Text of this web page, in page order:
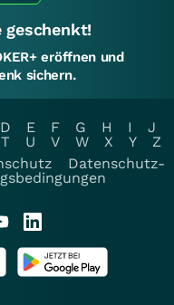
geschenkt!
eröffnen und
sichern.
D E F G H I
J
T U V W X Y
Z
Datenschutz-